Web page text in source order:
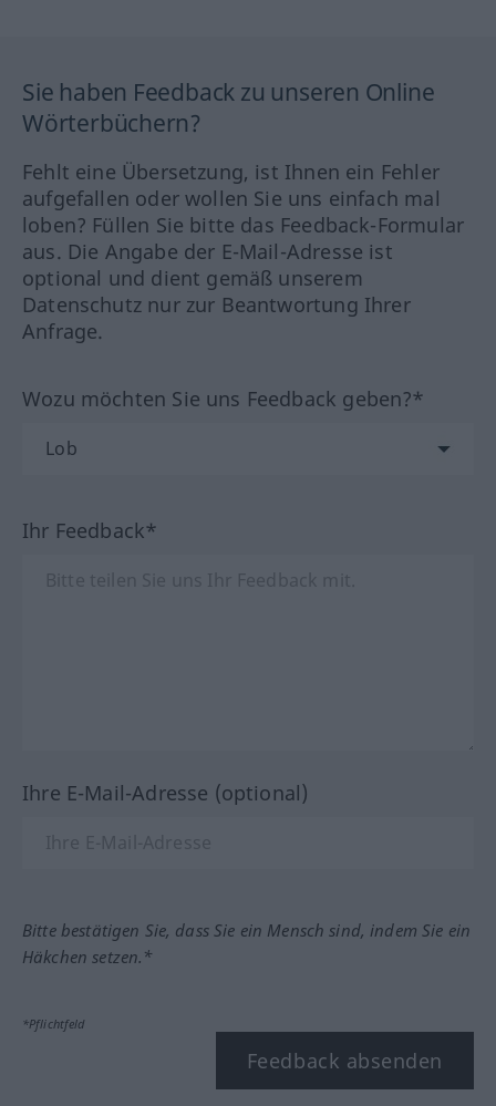
Sie haben Feedback zu unseren Online
Wörterbüchern?
Fehlt eine Übersetzung, ist Ihnen ein Fehler
aufgefallen oder wollen Sie uns einfach mal
loben? Füllen Sie bitte das Feedback-Formular
aus. Die Angabe der E-Mail-Adresse ist
optional und dient gemäß unserem
Datenschutz nur zur Beantwortung Ihrer
Anfrage.
Wozu möchten Sie uns Feedback geben?*
Ihr Feedback*
Ihre E-Mail-Adresse (optional)
Bitte bestätigen Sie, dass Sie ein Mensch sind, indem Sie ein
Häkchen setzen.*
*Pflichtfeld
Feedback absenden